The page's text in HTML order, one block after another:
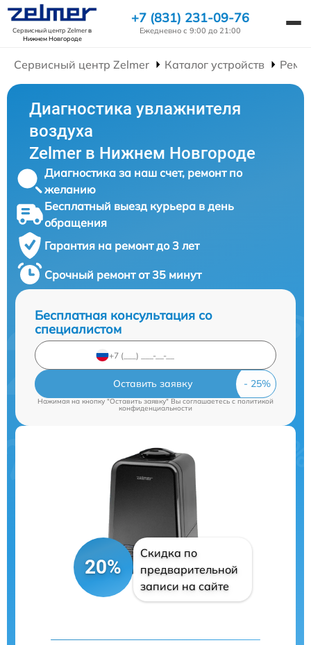
Сервисный центр Zelmerв
Нижнем Новгороде
+7 (831) 231-09-76
Ежедневно с 9:00 до 21:00
Сервисный центр Zelmer Каталог устройств
Диагностика увлажнителя
воздуха
Zelmer в Нижнем Новгороде
Диагностика за наш счет, ремонт по
желанию
Бесплатный выезд курьера в день
обращения
Гарантия на ремонт до 3 лет
Срочный ремонт от 35 минут
Бесплатная консультация со
специалистом
Оставить заявку
Нажимая на кнопку "Оставить заявку" Вы соглашаетесь c политикой
конфиденциальности
20%
Скидка по
предварительной
записи на сайте